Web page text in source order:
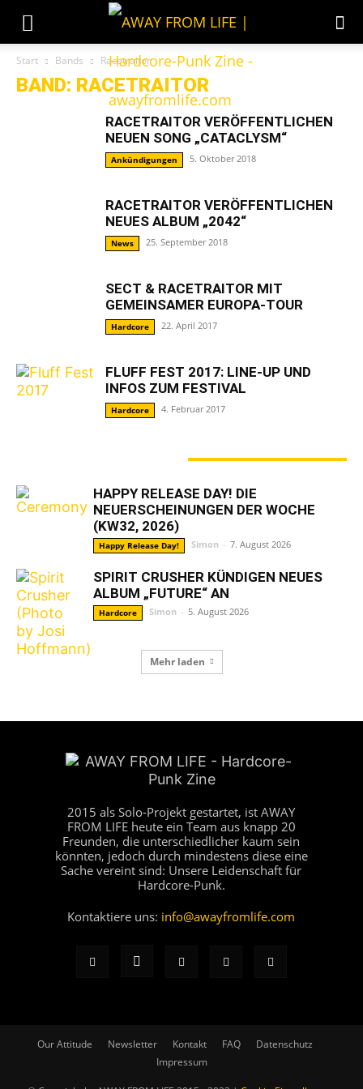
Start Bands Racetraitor
BAND: RACETRAITOR
RACETRAITOR VERÖFFENTLICHEN
NEUEN SONG „CATACLYSM“
Ankündigungen 5. Oktober 2018
RACETRAITOR VERÖFFENTLICHEN
NEUES ALBUM „2042“
News 25. September 2018
SECT & RACETRAITOR MIT
GEMEINSAMER EUROPA-TOUR
Hardcore 22. April 2017
FLUFF FEST 2017: LINE-UP UND
INFOS ZUM FESTIVAL
Hardcore 4. Februar 2017
HAPPY RELEASE DAY! DIE
NEUERSCHEINUNGEN DER WOCHE
(KW32, 2026)
Happy Release Day! Simon - 7. August 2026
SPIRIT CRUSHER KÜNDIGEN NEUES
ALBUM „FUTURE“ AN
Hardcore Simon - 5. August 2026
Mehr laden
2015 als Solo-Projekt gestartet, ist AWAY
FROM LIFE heute ein Team aus knapp 20
Freunden, die unterschiedlicher kaum sein
könnten, jedoch durch mindestens diese eine
Sache vereint sind: Unsere Leidenschaft für
Hardcore-Punk.
Kontaktiere uns: info@awayfromlife.com
Our Attitude Newsletter Kontakt FAQ
Datenschutz
Impressum